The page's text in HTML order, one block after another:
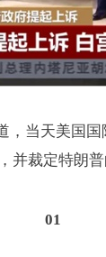
，当天美国
并裁定特朗普
01